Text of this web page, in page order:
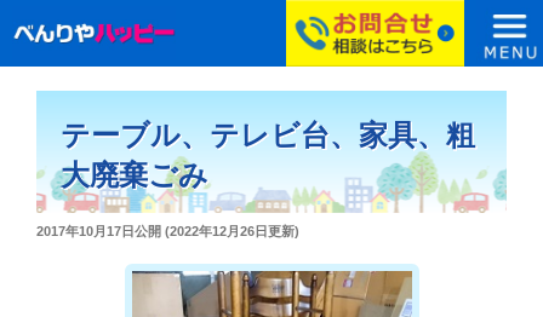
テーブル、テレビ台、家具、粗
大廃棄ごみ
投
2017年10月17日公開 (2022年12月26日更新)